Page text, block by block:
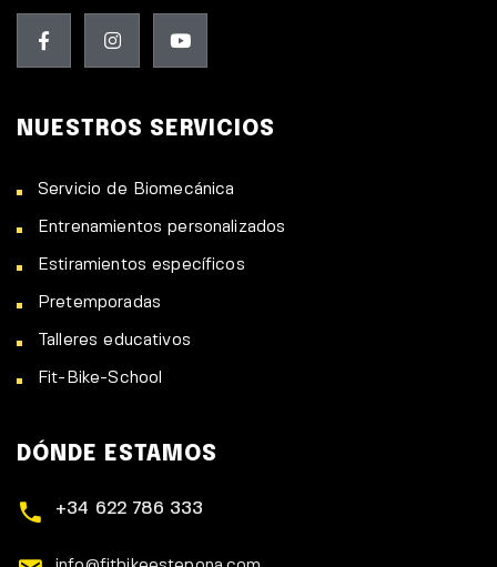
NUESTROS SERVICIOS
Servicio de Biomecánica
Entrenamientos personalizados
Estiramientos específicos
Pretemporadas
Talleres educativos
Fit-Bike-School
DÓNDE ESTAMOS
+34 622 786 333